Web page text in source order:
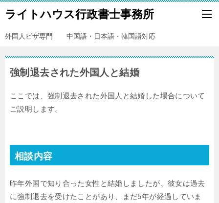
ライトハウス行政書士事務所
外国人ビザ専門 中国語・日本語・韓国語対応
強制退去された外国人と結婚
ここでは、強制退去された外国人と結婚した場合について
ご説明します。
相談内容
昨年外国で知り合った女性と結婚しましたが、彼女は過去
に強制退去を受けたことがあり、まだ5年が経過していま